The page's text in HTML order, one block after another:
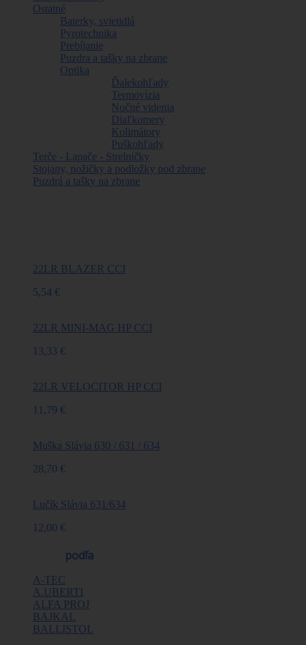
Ostatné
Baterky, svietidlá
Pyrotechnika
Prebíjanie
Puzdra a tašky na zbrane
Optika
Ďalekohľady
Termovízia
Nočné videnia
Diaľkomery
Kolimátory
Puškohľady
Terče - Lapače - Strelničky
Stojany, nožičky a podložky pod zbrane
Puzdrá a tašky na zbrane
22LR BLAZER CCI
5,54 €
22LR MINI-MAG HP CCI
13,33 €
22LR VELOCITOR HP CCI
11,79 €
Muška Slávia 630 / 631 / 634
28,70 €
Lučík Slávia 631/634
12,00 €
podľa
A-TEC
A.UBERTI
ALFA PROJ
BAJKAL
BALLISTOL